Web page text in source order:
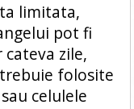
limitata,
pot fi
zile,
folosite
celulele